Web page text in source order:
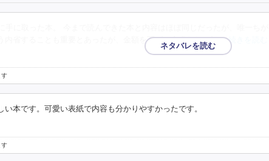
内省することも重要とあったが、金額を下げて内省なしで好 …続きを読む
す
い本です。可愛い表紙で内容も分かりやすかったです。
す